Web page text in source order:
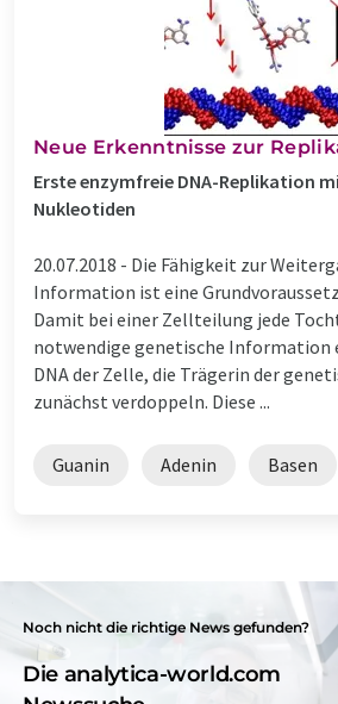
Neue Erkenntnisse zur
Erste enzymfreie DNA-Replikation
Nukleotiden
20.07.2018 - Die Fähigkeit zur
Information ist eine
Damit bei einer Zellteilung jede
notwendige genetische Information
DNA der Zelle, die Trägerin der
zunächst verdoppeln. Diese ...
Guanin Adenin Basen
Noch nicht die richtige News gefunden?
Die analytica-world.com